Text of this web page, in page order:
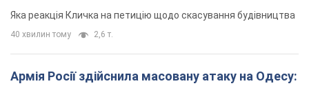
"московського вірянина"
Яка реакція Кличка на петицію щодо скасування будівництва
40 хвилин тому 2,6 т.
Армія Росії здійснила масовану атаку на Одесу: